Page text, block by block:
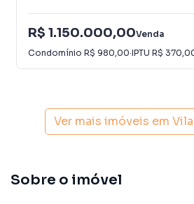
R$ 1.150.000,00Venda
Condomínio R$ 980,00·IPTU R$
Ver mais imóveis em
Sobre o imóvel